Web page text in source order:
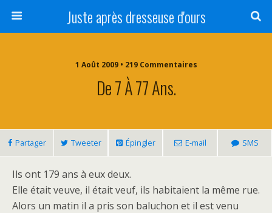
Juste après dresseuse d'ours
1 Août 2009 • 219 Commentaires
De 7 À 77 Ans.
Partager Tweeter Épingler E-mail SMS
Ils ont 179 ans à eux deux.
Elle était veuve, il était veuf, ils habitaient la même rue.
Alors un matin il a pris son baluchon et il est venu